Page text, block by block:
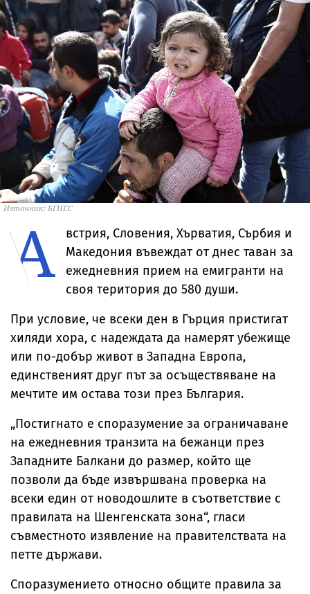
Източник: БГНЕС
А
встрия, Словения, Хърватия, Сърбия и
Македония въвеждат от днес таван за
ежедневния прием на емигранти на
своя територия до 580 души.
При условие, че всеки ден в Гърция пристигат
хиляди хора, с надеждата да намерят убежище
или по-добър живот в Западна Европа,
единственият друг път за осъществяване на
мечтите им остава този през България.
„Постигнато е споразумение за ограничаване
на ежедневния транзита на бежанци през
Западните Балкани до размер, който ще
позволи да бъде извършвана проверка на
всеки един от новодошлите в съответствие с
правилата на Шенгенската зона“, гласи
съвместното изявление на правителствата на
петте държави.
Споразумението относно общите правила за